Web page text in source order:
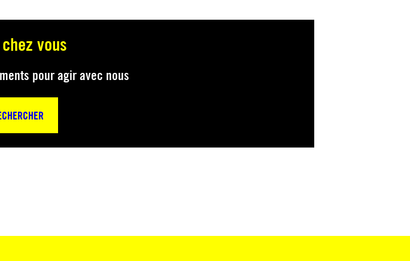
vous
pour agir avec nous